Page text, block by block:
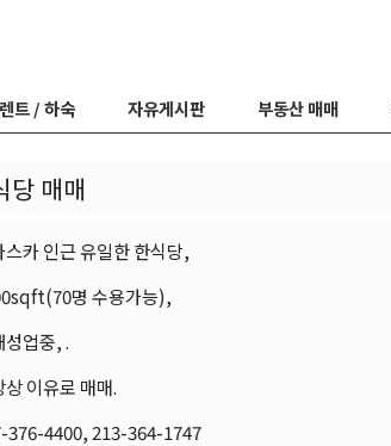
렌트 / 하숙 자유게시판 부동산 매매
당 매매
스카 인근 유일한 한식당,
명 수용가능),
성업중, .
상 이유로 매매.
376-4400, 213-364-1747